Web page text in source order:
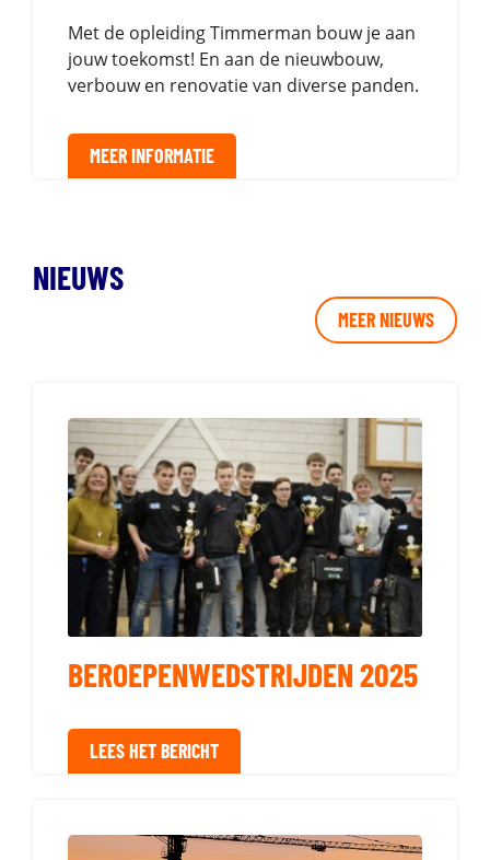
Met de opleiding Timmerman bouw je aan
jouw toekomst! En aan de nieuwbouw,
verbouw en renovatie van diverse panden.
MEER INFORMATIE
NIEUWS
MEER NIEUWS
BEROEPENWEDSTRIJDEN 2025
LEES HET BERICHT